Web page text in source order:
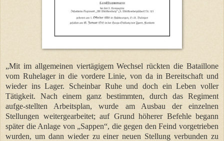
„Mit im allgemeinen viertägigem Wechsel rückten die Bataillone
vom Ruhelager in die vordere Linie, von da in Bereitschaft und
wieder ins Lager. Scheinbar Ruhe und doch ein Leben voller
Tätigkeit. Nach einem ganz bestimmten, durch das Regiment
aufge-stellten Arbeitsplan, wurde am Ausbau der einzelnen
Stellungen weitergearbeitet; auf Grund höherer Befehle begann
später die Anlage von „Sappen“, die gegen den Feind vorgetrieben
wurden, um dann wieder zu einer neuen Stellung verbunden zu